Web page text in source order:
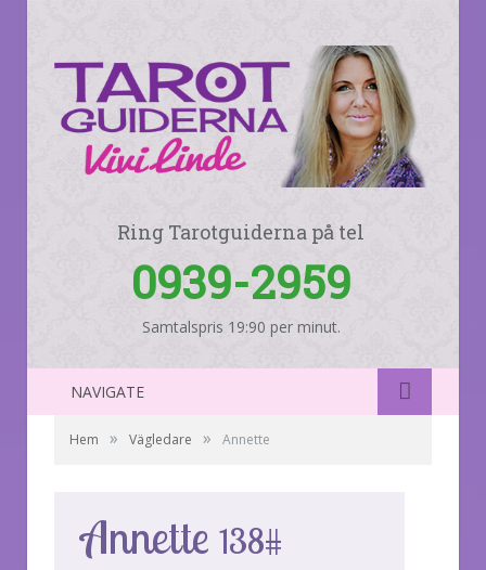
Ring Tarotguiderna på tel
0939-2959
Samtalspris 19:90 per minut.
NAVIGATE
Hem » Vägledare » Annette
Annette 138#